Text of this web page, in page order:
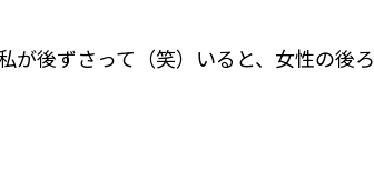
が後ずさって（笑）いると、女性の後ろ